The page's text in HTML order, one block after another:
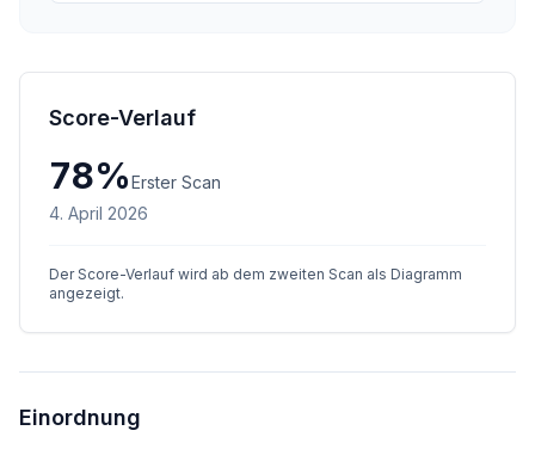
Score-Verlauf
78%Erster Scan
4. April 2026
Der Score-Verlauf wird ab dem zweiten Scan als Diagramm
angezeigt.
Einordnung